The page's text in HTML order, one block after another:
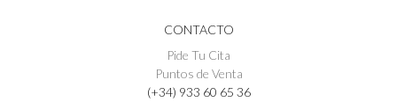
CONTACTO
Pide Tu Cita
Puntos de Venta
(+34) 933 60 65 36